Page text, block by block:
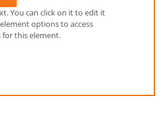
You can click on it to edit it
options to access
this element.